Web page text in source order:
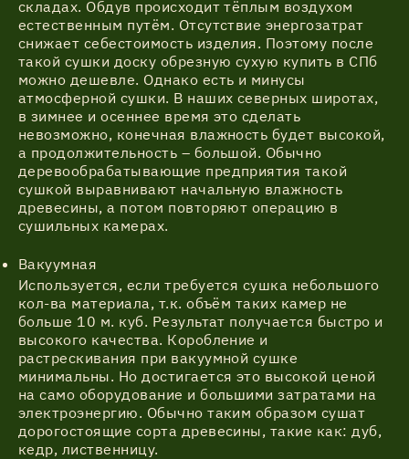
складах. Обдув происходит тёплым воздухом
естественным путём. Отсутствие энергозатрат
снижает себестоимость изделия. Поэтому после
такой сушки доску обрезную сухую купить в СПб
можно дешевле. Однако есть и минусы
атмосферной сушки. В наших северных широтах,
в зимнее и осеннее время это сделать
невозможно, конечная влажность будет высокой,
а продолжительность – большой. Обычно
деревообрабатывающие предприятия такой
сушкой выравнивают начальную влажность
древесины, а потом повторяют операцию в
сушильных камерах.
Вакуумная
Используется, если требуется сушка небольшого
кол-ва материала, т.к. объём таких камер не
больше 10 м. куб. Результат получается быстро и
высокого качества. Коробление и
растрескивания при вакуумной сушке
минимальны. Но достигается это высокой ценой
на само оборудование и большими затратами на
электроэнергию. Обычно таким образом сушат
дорогостоящие сорта древесины, такие как: дуб,
кедр, лиственницу.